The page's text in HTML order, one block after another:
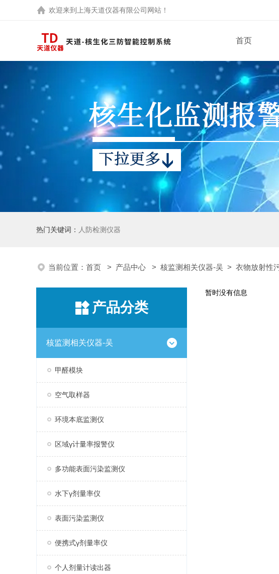
欢迎来到 上海天道仪器有限公司 网站！
首页
热门关键词： 人防检测仪器
当前位置： 首页 > 产品中心 > 核监测相关仪器-吴 > 衣物放射性
产品分类
核监测相关仪器-吴
甲醛模块
空气取样器
环境本底监测仪
区域γ计量率报警仪
多功能表面污染监测仪
水下γ剂量率仪
表面污染监测仪
便携式γ剂量率仪
个人剂量计读出器
暂时没有信息